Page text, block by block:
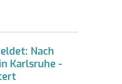
Nach
Karlsruhe -